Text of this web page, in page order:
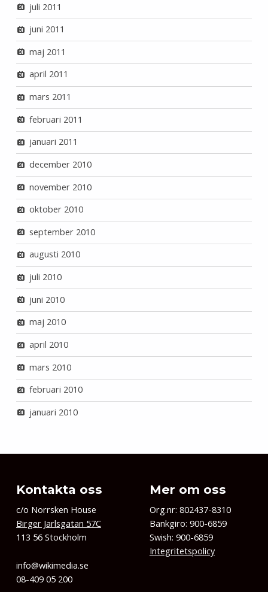
juli 2011
juni 2011
maj 2011
april 2011
mars 2011
februari 2011
januari 2011
december 2010
november 2010
oktober 2010
september 2010
augusti 2010
juli 2010
juni 2010
maj 2010
april 2010
mars 2010
februari 2010
januari 2010
Kontakta oss
c/o Norrsken House
Birger Jarlsgatan 57C
113 56 Stockholm
info@wikimedia.se
08-409 05 200
Mer om oss
Org.nr: 802437-8310
Bankgiro: 900-6859
Swish: 900-6859
Integritetspolicy